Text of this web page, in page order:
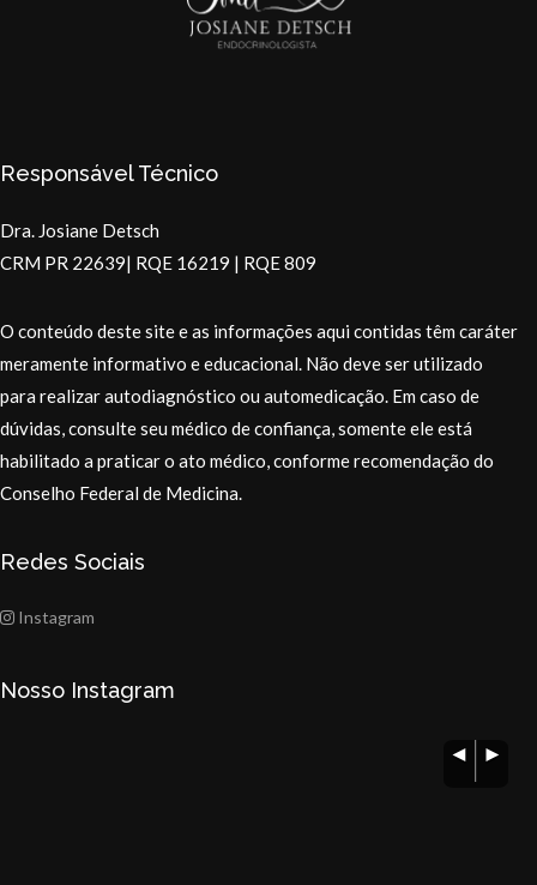
Responsável Técnico
Dra. Josiane Detsch
CRM PR 22639| RQE 16219 | RQE 809
O conteúdo deste site e as informações aqui contidas têm caráter
meramente informativo e educacional. Não deve ser utilizado
para realizar autodiagnóstico ou automedicação. Em caso de
dúvidas, consulte seu médico de confiança, somente ele está
habilitado a praticar o ato médico, conforme recomendação do
Conselho Federal de Medicina.
Redes Sociais
Instagram
Nosso Instagram